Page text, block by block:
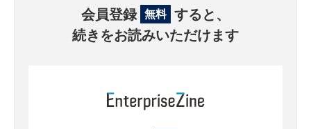
会員登録 無料 すると、
続きをお読みいただけます